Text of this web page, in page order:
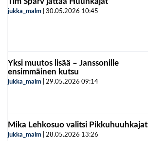
jukka_malm 30.05.2026 10:45
Yksi muutos lisää – Janssonille
ensimmäinen kutsu
jukka_malm 29.05.2026 09:14
Mika Lehkosuo valitsi Pikkuhuuhkajat
jukka_malm 28.05.2026 13:26